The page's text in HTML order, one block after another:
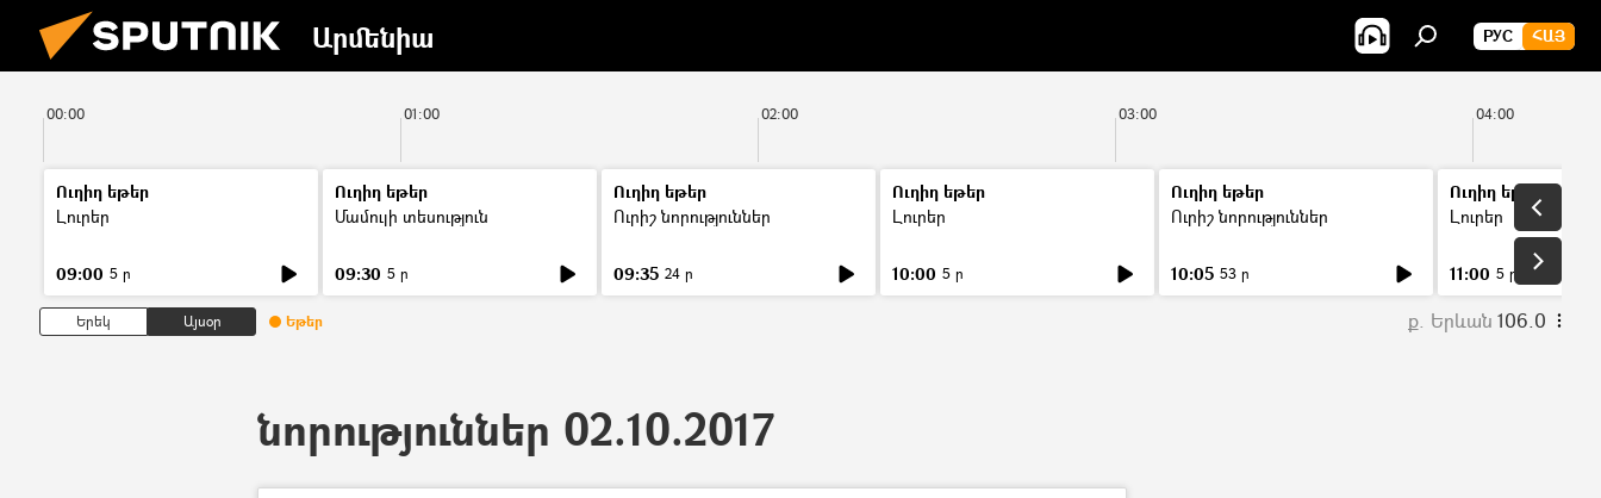
Արմենիա РУС ՀԱՅ
00:00 01:00 02:00 03:00 04:00
Ուղիղ եթեր
Լուրեր
09:00 5 ր
Ուղիղ եթեր
Մամուլի տեսություն
09:30 5 ր
Ուղիղ եթեր
Ուրիշ նորություններ
09:35 24 ր
Ուղիղ եթեր
Լուրեր
10:00 5 ր
Ուղիղ եթեր
Ուրիշ նորություններ
10:05 53 ր
Ուղիղ եթեր
Լուրեր
11:00 5 ր
Երեկ Այսօր Եթեր ք. Երևան 106.0
նորություններ 02.10.2017